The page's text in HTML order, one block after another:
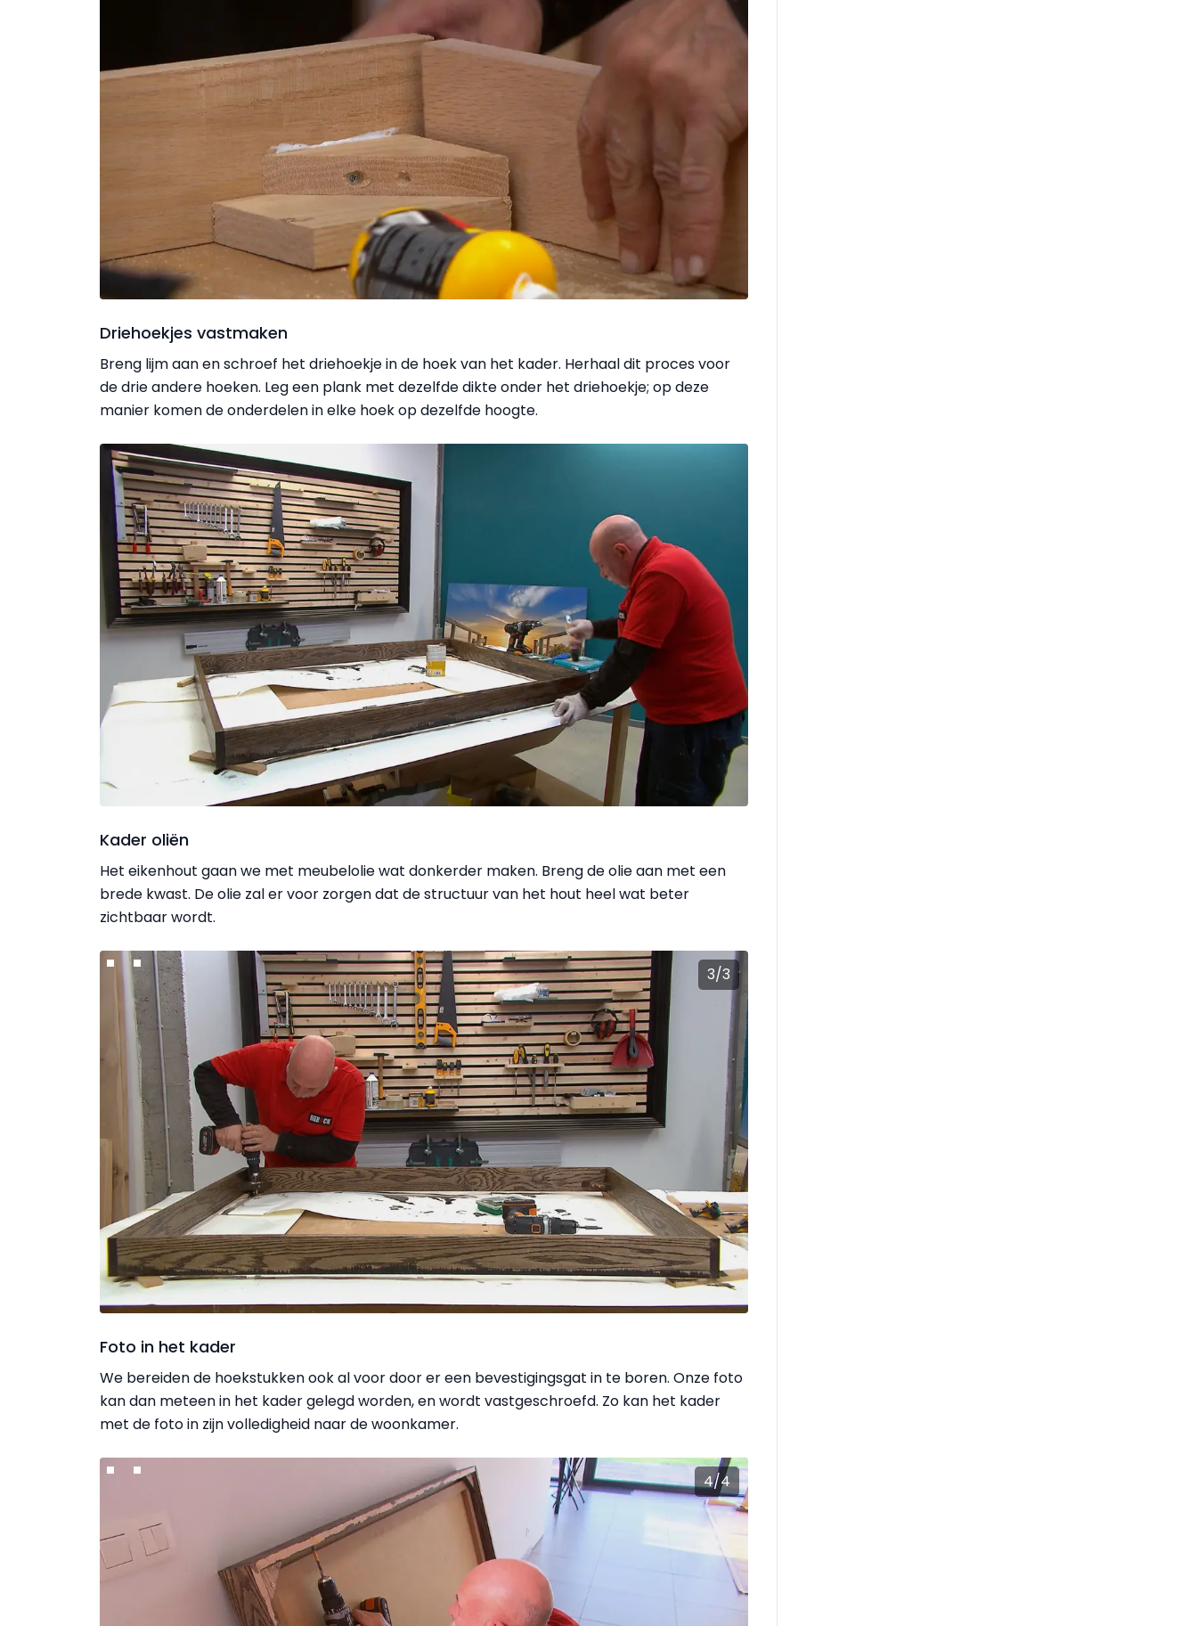
Driehoekjes vastmaken
Breng lijm aan en schroef het driehoekje in de hoek van het kader. Herhaal dit proces voor
de drie andere hoeken. Leg een plank met dezelfde dikte onder het driehoekje; op deze
manier komen de onderdelen in elke hoek op dezelfde hoogte.
Kader oliën
Het eikenhout gaan we met meubelolie wat donkerder maken. Breng de olie aan met een
brede kwast. De olie zal er voor zorgen dat de structuur van het hout heel wat beter
zichtbaar wordt.
3/3
Foto in het kader
We bereiden de hoekstukken ook al voor door er een bevestigingsgat in te boren. Onze foto
kan dan meteen in het kader gelegd worden, en wordt vastgeschroefd. Zo kan het kader
met de foto in zijn volledigheid naar de woonkamer.
4/4